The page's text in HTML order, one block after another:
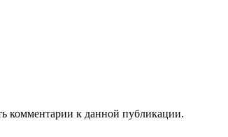
комментарии к данной публикации.